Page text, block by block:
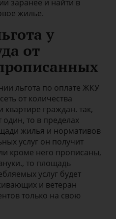
заранее и найти в
жилье.
у
от
льгота по оплате ЖКУ
от количества
граждан. так,
то в пределах
жилья и нормативов
услуг он получит
кроме него прописаны,
то площадь
услуг будет
и ветеран
только на свою